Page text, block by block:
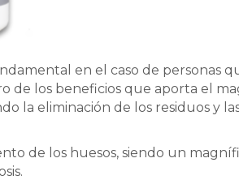
en el caso de personas
de los beneficios que aporta el
la eliminación de los residuos y
de los huesos, siendo un